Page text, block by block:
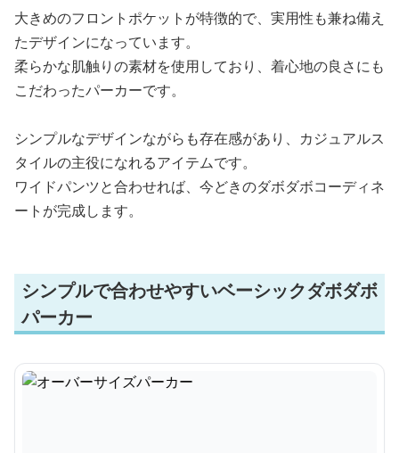
大きめのフロントポケットが特徴的で、実用性も兼ね備え
たデザインになっています。
柔らかな肌触りの素材を使用しており、着心地の良さにも
こだわったパーカーです。
シンプルなデザインながらも存在感があり、カジュアルス
タイルの主役になれるアイテムです。
ワイドパンツと合わせれば、今どきのダボダボコーディネ
ートが完成します。
シンプルで合わせやすいベーシックダボダボ
パーカー